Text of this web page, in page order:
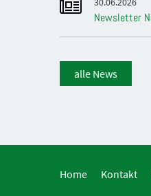
Newsletter
alle News
Home Kontakt